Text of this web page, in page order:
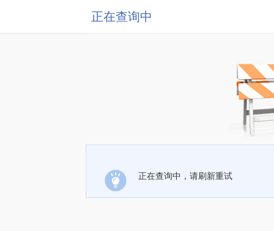
正在查询中
正在查询中，请刷新重试